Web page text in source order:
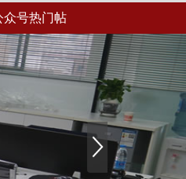
众号热门帖